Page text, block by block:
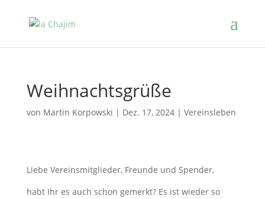
Weihnachtsgrüße
von Martin Korpowski | Dez. 17, 2024| Vereinsleben
Liebe Vereinsmitglieder, Freunde und Spender,
habt Ihr es auch schon gemerkt? Es ist wieder so